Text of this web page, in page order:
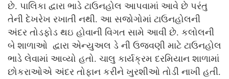
છે. પાલિકા દ્વારા ભાડે ટાઉનહોલ આપવામાં આવે છે પરંતુ
તેની દેખરેખ રખાતી નથી. આ સજોગોમાં ટાઉનહોલની
અંદર તોડફોડ થઇ હોવાની વિગત સામે આવી છે. કલોલની
બે શાળાઓ દ્વારા એન્યુઅલ ડે ની ઉજવણી માટે ટાઉનહોલ
ભાડે લેવામાં આવ્યો હતો. ચાલુ કાર્યક્રમ દરમિયાન શાળામાં
છોકરાઓએ અંદર તોફાન કરીને ખુરશીઓ તોડી નાખી હતી.